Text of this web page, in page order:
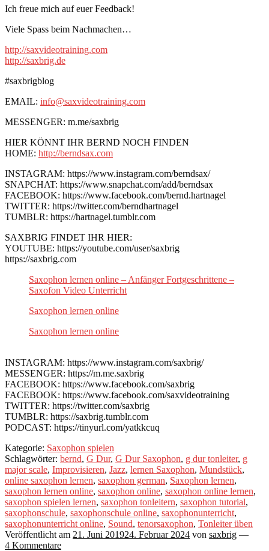
Ich freue mich auf euer Feedback!
Viele Spass beim Nachmachen…
http://saxvideotraining.com
http://saxbrig.de
#saxbrigblog
EMAIL: info@saxvideotraining.com
MESSENGER: m.me/saxbrig
HIER KÖNNT IHR BERND NOCH FINDEN
HOME: http://berndsax.com
INSTAGRAM: https://www.instagram.com/berndsax/
SNAPCHAT: https://www.snapchat.com/add/berndsax
FACEBOOK: https://www.facebook.com/bernd.hartnagel
TWITTER: https://twitter.com/berndhartnagel
TUMBLR: https://hartnagel.tumblr.com
SAXBRIG FINDET IHR HIER:
YOUTUBE: https://youtube.com/user/saxbrig
https://saxbrig.com
Saxophon lernen online – Anfänger Fortgeschrittene –
Saxofon Video Unterricht
Saxophon lernen online
Saxophon lernen online
INSTAGRAM: https://www.instagram.com/saxbrig/
MESSENGER: https://m.me.saxbrig
FACEBOOK: https://www.facebook.com/saxbrig
FACEBOOK: https://www.facebook.com/saxvideotraining
TWITTER: https://twitter.com/saxbrig
TUMBLR: https://saxbrig.tumblr.com
PODCAST: https://tinyurl.com/yatkkcuq
Kategorie: Saxophon spielen
Schlagwörter: bernd, G Dur, G Dur Saxophon, g dur tonleiter, g
major scale, Improvisieren, Jazz, lernen Saxophon, Mundstück,
online saxophon lernen, saxophon german, Saxophon lernen,
saxophon lernen online, saxophon online, saxophon online lernen,
saxophon spielen lernen, saxophon tonleitern, saxophon tutorial,
saxophonschule, saxophonschule online, saxophonunterricht,
saxophonunterricht online, Sound, tenorsaxophon, Tonleiter üben
Veröffentlicht am 21. Juni 201924. Februar 2024 von saxbrig —
4 Kommentare